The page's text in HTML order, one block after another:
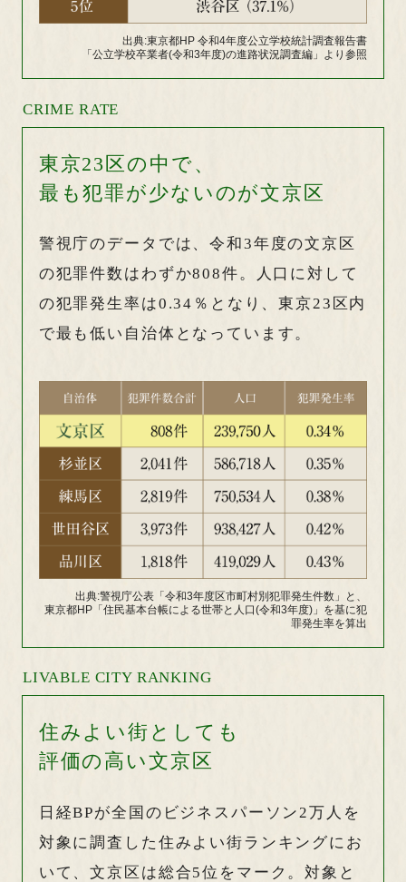
出典:東京都HP 令和4年度公立学校統計調査報告書
「公立学校卒業者(令和3年度)の進路状況調査編」より参照
CRIME RATE
東京23区の中で、
最も犯罪が少ないのが文京区
警視庁のデータでは、令和3年度の文京区
の犯罪件数はわずか808件。人口に対して
の犯罪発生率は0.34％となり、東京23区内
で最も低い自治体となっています。
出典:警視庁公表「令和3年度区市町村別犯罪発生件数」と、
東京都HP「住民基本台帳による世帯と人口(令和3年度)」を基に犯
罪発生率を算出
LIVABLE CITY RANKING
住みよい街としても
評価の高い文京区
日経BPが全国のビジネスパーソン2万人を
対象に調査した住みよい街ランキングにお
いて、文京区は総合5位をマーク。対象と